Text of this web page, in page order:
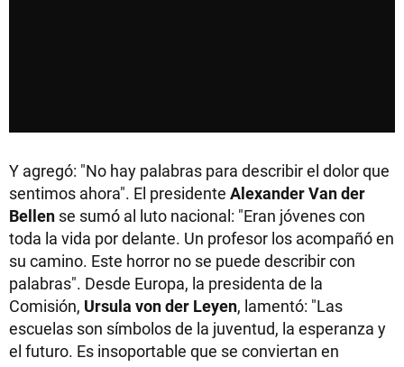
Y agregó: "No hay palabras para describir el dolor que
sentimos ahora". El presidente Alexander Van der
Bellen se sumó al luto nacional: "Eran jóvenes con
toda la vida por delante. Un profesor los acompañó en
su camino. Este horror no se puede describir con
palabras". Desde Europa, la presidenta de la
Comisión, Ursula von der Leyen, lamentó: "Las
escuelas son símbolos de la juventud, la esperanza y
el futuro. Es insoportable que se conviertan en